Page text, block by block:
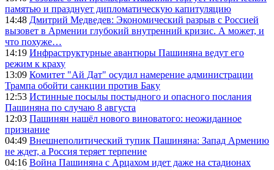
памятью и празднует дипломатическую капитуляцию
14:48 Дмитрий Медведев: Экономический разрыв с Россией
вызовет в Армении глубокий внутренний кризис. А может, и
что похуже…
14:19 Инфраструктурные авантюры Пашиняна ведут его
режим к краху
13:09 Комитет "Ай Дат" осудил намерение администрации
Трампа обойти санкции против Баку
12:53 Истинные посылы постыдного и опасного послания
Пашиняна по случаю 8 августа
12:03 Пашинян нашёл нового виноватого: неожиданное
признание
04:49 Внешнеполитический тупик Пашиняна: Запад Армению
не ждет, а Россия теряет терпение
04:16 Война Пашиняна с Арцахом идет даже на стадионах